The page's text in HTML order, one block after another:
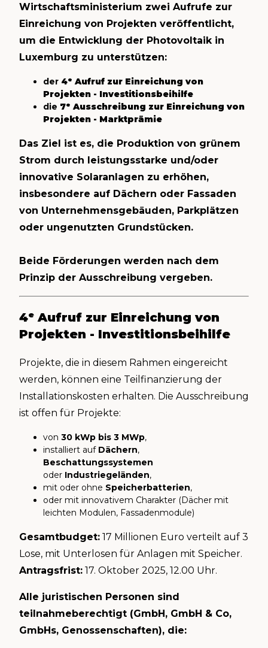
Wirtschaftsministerium zwei Aufrufe zur
Einreichung von Projekten veröffentlicht,
um die Entwicklung der Photovoltaik in
Luxemburg zu unterstützen:
der 4ᵉ Aufruf zur Einreichung von
Projekten - Investitionsbeihilfe
die 7ᵉ Ausschreibung zur Einreichung von
Projekten - Marktprämie
Das Ziel ist es, die Produktion von grünem
Strom durch leistungsstarke und/oder
innovative Solaranlagen zu erhöhen,
insbesondere auf Dächern oder Fassaden
von Unternehmensgebäuden, Parkplätzen
oder ungenutzten Grundstücken.
Beide Förderungen werden nach dem
Prinzip der Ausschreibung vergeben.
4ᵉ Aufruf zur Einreichung von
Projekten - Investitionsbeihilfe
Projekte, die in diesem Rahmen eingereicht
werden, können eine Teilfinanzierung der
Installationskosten erhalten. Die Ausschreibung
ist offen für Projekte:
von 30 kWp bis 3 MWp,
installiert auf Dächern,
Beschattungssystemen
oder Industriegeländen,
mit oder ohne Speicherbatterien,
oder mit innovativem Charakter (Dächer mit
leichten Modulen, Fassadenmodule)
Gesamtbudget: 17 Millionen Euro verteilt auf 3
Lose, mit Unterlosen für Anlagen mit Speicher.
Antragsfrist: 17. Oktober 2025, 12.00 Uhr.
Alle juristischen Personen sind
teilnahmeberechtigt (GmbH, GmbH & Co,
GmbHs, Genossenschaften), die: